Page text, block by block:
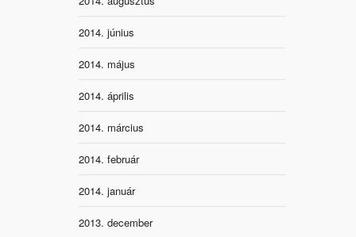
2014. június
2014. május
2014. április
2014. március
2014. február
2014. január
2013. december